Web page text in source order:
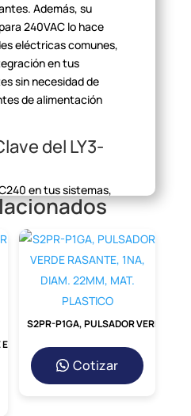
Además, su
240VAC lo hace
eléctricas comunes,
en tus
sin necesidad de
de alimentación
del LY3-
en tus sistemas,
ventajas
compacto
deespacio
lo que es ideal
densidad de
de sus
eldiagnóstico
y solución
S2BR-P1GA, PULSADOR DE EMERGENCIA TIPO HONGO VERDE, 1NA, CABEZAL 40MM, DIAM. 22MM C/ RETORNO
Cotizar